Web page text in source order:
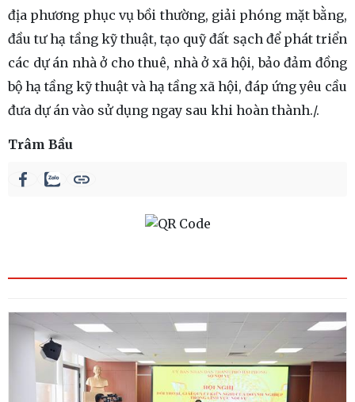
địa phương phục vụ bồi thường, giải phóng mặt bằng,
đầu tư hạ tầng kỹ thuật, tạo quỹ đất sạch để phát triển
các dự án nhà ở cho thuê, nhà ở xã hội, bảo đảm đồng
bộ hạ tầng kỹ thuật và hạ tầng xã hội, đáp ứng yêu cầu
đưa dự án vào sử dụng ngay sau khi hoàn thành./.
Trâm Bầu